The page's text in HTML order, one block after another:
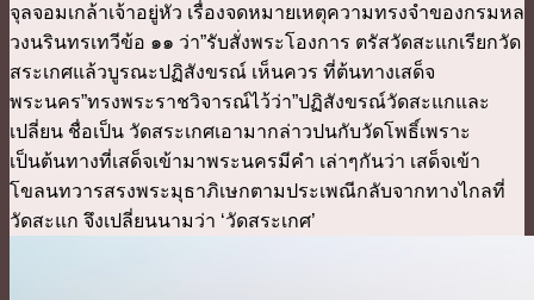
จุลจอมเกล้าเจ้าอยู่หัว เรื่องจดหมายเหตุความทรงจำของกรมหล
วงนรินทรเทวีข้อ ๑๑ ว่า”รับสั่งพระโองการ ตรัสวัดสะแกเรียกวัด
สระเกศแล้วบูรณะปฏิสังขรณ์ เห็นควร ที่ต้นทางเสด็จ
พระนคร”ทรงพระราชวิจารณ์ไว้ว่า”ปฏิสังขรณ์วัดสะแกและ
เปลี่ยน ชื่อเป็น วัดสระเกศเอามากล่าวปนกับวัดโพธิ์เพราะ
เป็นต้นทางที่เสด็จเข้ามาพระนครมีคำ เล่าๆกันว่า เสด็จเข้า
โขลนทวารสรงพระมุธาภิเษกตามประเพณีกลับจากทางไกลที่
วัดสะแก จึงเปลี่ยนนามว่า ‘วัดสระเกศ’